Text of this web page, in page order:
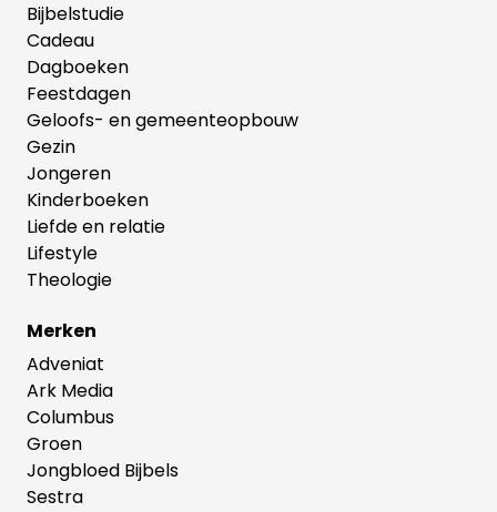
Bijbelstudie
Cadeau
Dagboeken
Feestdagen
Geloofs- en gemeenteopbouw
Gezin
Jongeren
Kinderboeken
Liefde en relatie
Lifestyle
Theologie
Merken
Adveniat
Ark Media
Columbus
Groen
Jongbloed Bijbels
Sestra